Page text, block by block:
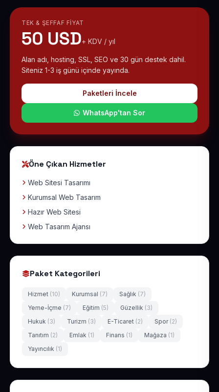
TEK & ŞEFFAF FIYAT
50 USD+ KDV / yıl
Alan adı, hosting, SSL, SEO ve 30 gün destek dahil.
Siteniz 1-3 iş günü içinde yayında.
Paketleri İncele
WhatsApp'tan Sor
Öne Çıkan Hizmetler
Web Sitesi Tasarımı
Kurumsal Web Tasarım
Hazır Web Sitesi
Web Tasarım Ajansı
Paket Kategorileri
Hizmet (10) Kurumsal (7) Sağlık (7)
Yeme-İçme (7) Eğitim (5) Güzellik (3)
Hukuk (3) Turizm (3) E-Ticaret (2) Spor (2)
Tanıtım (2) Emlak (1) Finans (1) Mağaza (1)
Yayıncılık (1)